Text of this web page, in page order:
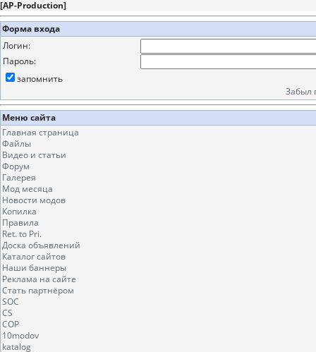
[AP-Production]
Форма входа
Логин:
Пароль:
запомнить
Забыл
Меню сайта
Главная страница
Файлы
Видео и статьи
Форум
Галерея
Мод месяца
Новости модов
Копилка
Правила
Ret. to Pri.
Доска объявлений
Каталог сайтов
Наши баннеры
Реклама на сайте
Стать партнёром
SOC
CS
COP
10modov
katalog